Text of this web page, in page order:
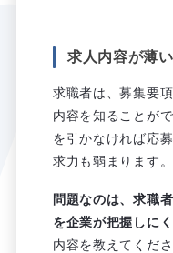
求人内容が薄
求職者は、募集要
内容を知ることが
を引かなければ応
求力も弱まります。
問題なのは、求職
を企業が把握しに
内容を教えてくだ